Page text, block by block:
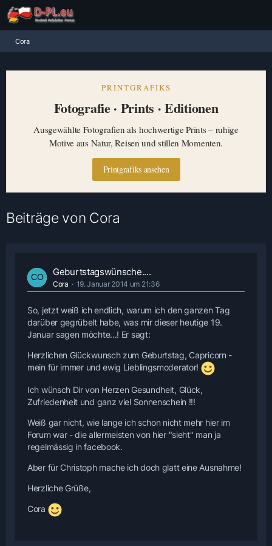
Cora
PRINTGRAFIKS
Fotografie · Prints · Editionen
Ausgewählte Fotografien als hochwertige Prints – ruhige
Motive aus Natur, Reisen und stillen Momenten.
Printgrafiks ansehen
Beiträge von Cora
Geburtstagswünsche....
Cora 19. Januar 2014 um 21:36
So, jetzt weiß ich endlich, warum ich den ganzen Tag
darüber gegrübelt habe, was mir dieser heutige 19.
Januar sagen möchte...! Er sagt:
Herzlichen Glückwunsch zum Geburtstag, Capricorn -
mein für immer und ewig Lieblingsmoderator!
Ich wünsch Dir von Herzen Gesundheit, Glück,
Zufriedenheit und ganz viel Sonnenschein !!!
Weiß gar nicht, wie lange ich schon nicht mehr hier im
Forum war - die allermeisten von hier "sieht" man ja
regelmässig in facebook.
Aber für Christoph mache ich doch glatt eine Ausnahme!
Herzliche Grüße,
Cora